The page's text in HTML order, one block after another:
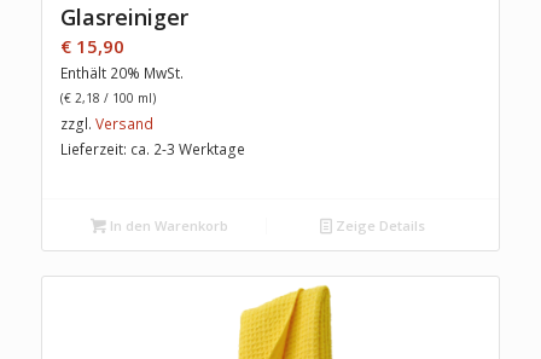
Glasreiniger
€15,90
Enthält 20% MwSt.
(€2,18 / 100 ml)
zzgl. Versand
Lieferzeit: ca. 2-3 Werktage
In den Warenkorb Zeige Details